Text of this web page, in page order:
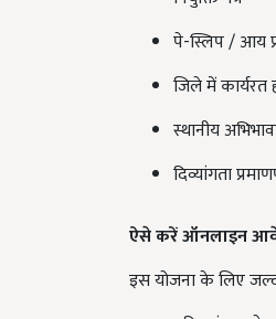
पे-स्लिप / आय
इस योजना के लिए
महिलाएं